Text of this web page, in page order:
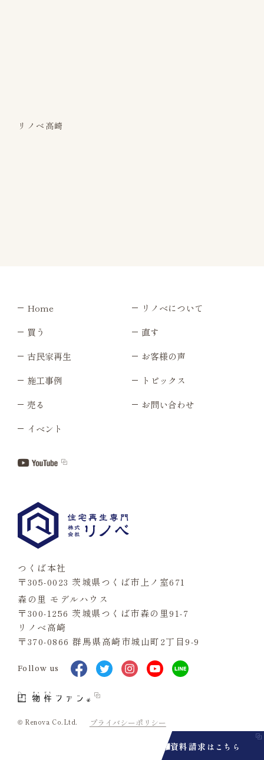
資料請求 はこちら
リノベ高崎
Home
リノベについて
買う
直す
古民家再生
お客様の声
施工事例
トピックス
売る
お問い合わせ
イベント
つくば本社
〒305-0023 茨城県つくば市上ノ室671
森の里 モデルハウス
〒300-1256 茨城県つくば市森の里91-7
リノベ高崎
〒370-0866 群馬県高崎市城山町2丁目9-9
Follow us
プライバシーポリシー
© Renova Co.Ltd.